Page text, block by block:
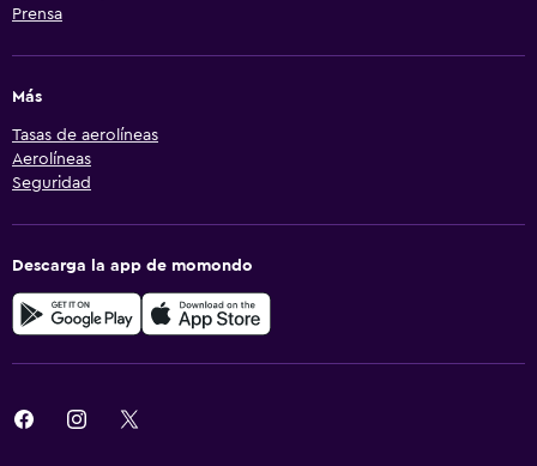
Prensa
Más
Tasas de aerolíneas
Aerolíneas
Seguridad
Descarga la app de momondo